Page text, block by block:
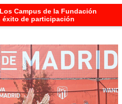
Los Campus de la Fundación
éxito de participación